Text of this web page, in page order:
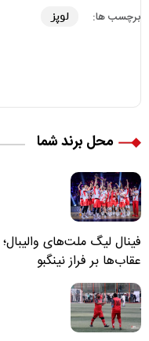
برچسب ها: لوپز
محل برند شما
فینال لیگ ملت‌های والیبال؛
عقاب‌ها بر فراز نینگبو